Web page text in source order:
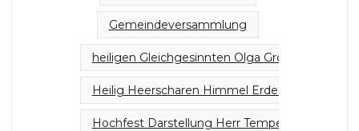
Gemeindeversammlung
heiligen Gleichgesinnten Olga Großfürstin
Heilig Heerscharen Himmel Erde Herrlichkeit
Hochfest Darstellung Herr Tempel